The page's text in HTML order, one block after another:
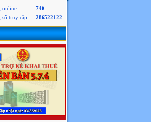
online
740
số truy cập
286522122